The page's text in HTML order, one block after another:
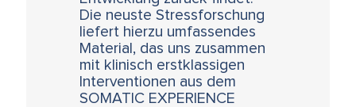
Die neuste Stressforschung
liefert hierzu umfassendes
Material, das uns zusammen
mit klinisch erstklassigen
Interventionen aus dem
SOMATIC EXPERIENCE